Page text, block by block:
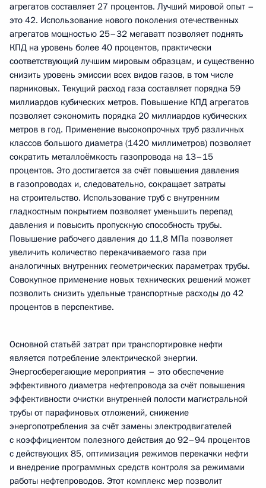
агрегатов составляет 27 процентов. Лучший мировой опыт –
это 42. Использование нового поколения отечественных
агрегатов мощностью 25–32 мегаватт позволяет поднять
КПД на уровень более 40 процентов, практически
соответствующий лучшим мировым образцам, и существенно
снизить уровень эмиссии всех видов газов, в том числе
парниковых. Текущий расход газа составляет порядка 59
миллиардов кубических метров. Повышение КПД агрегатов
позволяет сэкономить порядка 20 миллиардов кубических
метров в год. Применение высокопрочных труб различных
классов большого диаметра (1420 миллиметров) позволяет
сократить металлоёмкость газопровода на 13–15
процентов. Это достигается за счёт повышения давления
в газопроводах и, следовательно, сокращает затраты
на строительство. Использование труб с внутренним
гладкостным покрытием позволяет уменьшить перепад
давления и повысить пропускную способность трубы.
Повышение рабочего давления до 11,8 МПа позволяет
увеличить количество перекачиваемого газа при
аналогичных внутренних геометрических параметрах трубы.
Совокупное применение новых технических решений может
позволить снизить удельные транспортные расходы до 42
процентов в перспективе.
Основной статьёй затрат при транспортировке нефти
является потребление электрической энергии.
Энергосберегающие мероприятия – это обеспечение
эффективного диаметра нефтепровода за счёт повышения
эффективности очистки внутренней полости магистральной
трубы от парафиновых отложений, снижение
энергопотребления за счёт замены электродвигателей
с коэффициентом полезного действия до 92–94 процентов
с действующих 85, оптимизация режимов перекачки нефти
и внедрение программных средств контроля за режимами
работы нефтепроводов. Этот комплекс мер позволит